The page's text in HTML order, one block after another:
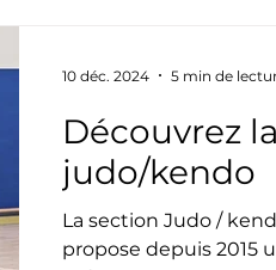
Triathlon Revue de
Surf Basket
Découvrez
judo/kendo
La section Judo / kendo de l’Aviron
propose depuis 2015
10 déc. 2024 5 min de